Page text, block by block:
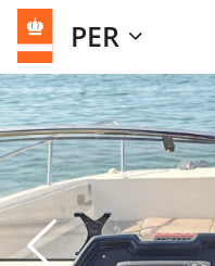
PER